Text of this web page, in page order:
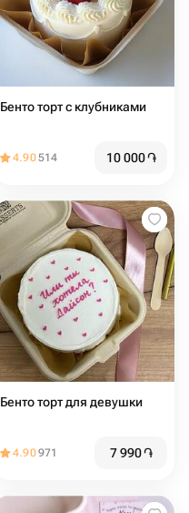
Бенто торт с клубниками
4.90514 10 000֏
Бенто торт для девушки
4.90971 7 990֏